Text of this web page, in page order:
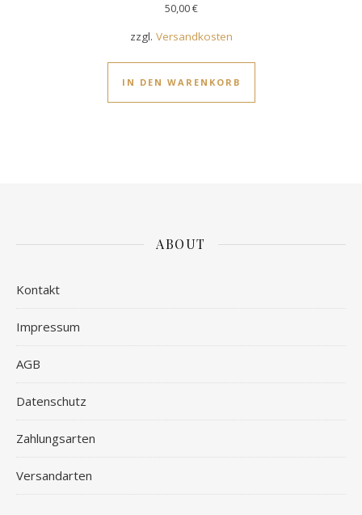
50,00€
zzgl. Versandkosten
IN DEN WARENKORB
ABOUT
Kontakt
Impressum
AGB
Datenschutz
Zahlungsarten
Versandarten